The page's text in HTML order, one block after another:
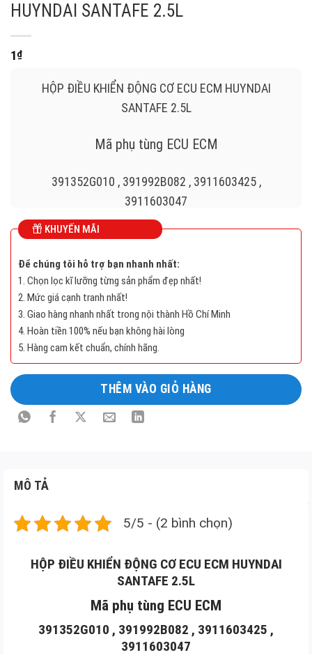
HUYNDAI SANTAFE 2.5L
1₫
HỘP ĐIỀU KHIỂN ĐỘNG CƠ ECU ECM HUYNDAI
SANTAFE 2.5L
Mã phụ tùng ECU ECM
391352G010 , 391992B082 , 3911603425 ,
3911603047
391114A832 , 391272B940 , 3911603404 ,
391272B690 , 391362G140 , 391362G010
3913226BC5 , 3910603403 , 3911603433 ,
391182BAX5 , 3911003090 , 3911403120
3911403135 , 391202B123 , 391064A100
301014A860 , 3911042720 , 391182BCR0 ,
3910303009 , 391182BAP8 , 391332B007
KEFICO ECU
HUYNDAI SANTAFE 2.5L
0281013208, 0 281 013 208
3910127820 , 39101-27820
KHUYẾN MÃI
Để chúng tôi hỗ trợ bạn nhanh nhất:
1. Chọn lọc kĩ lưỡng từng sản phẩm đẹp nhất!
2. Mức giá cạnh tranh nhất!
3. Giao hàng nhanh nhất trong nội thành Hồ Chí Minh
4. Hoàn tiền 100% nếu bạn không hài lòng
5. Hàng cam kết chuẩn, chính hãng.
THÊM VÀO GIỎ HÀNG
MÔ TẢ
5/5 - (2 bình chọn)
HỘP ĐIỀU KHIỂN ĐỘNG CƠ ECU ECM HUYNDAI
SANTAFE 2.5L
Mã phụ tùng ECU ECM
391352G010 , 391992B082 , 3911603425 ,
3911603047